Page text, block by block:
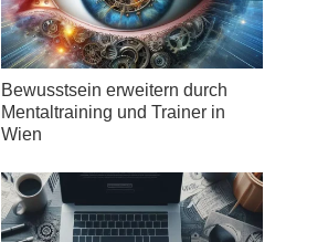
Bewusstsein erweitern durch
Mentaltraining und Trainer in
Wien